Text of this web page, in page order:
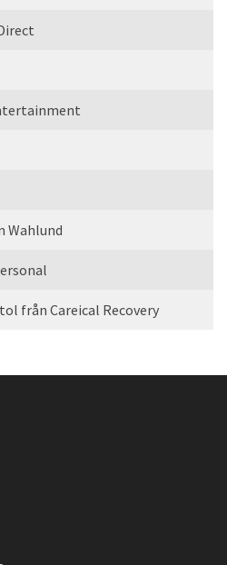
Wahlund
från Careical Recovery